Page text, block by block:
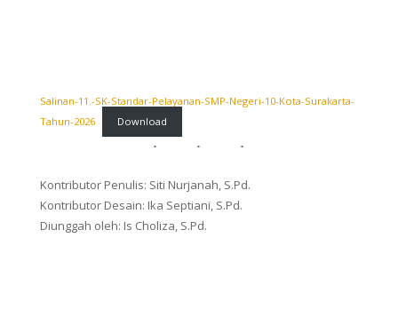
Salinan-11.-SK-Standar-Pelayanan-SMP-Negeri-10-Kota-Surakarta-
Tahun-2026
Download
Kontributor Penulis: Siti Nurjanah, S.Pd.
Kontributor Desain: Ika Septiani, S.Pd.
Diunggah oleh: Is Choliza, S.Pd.